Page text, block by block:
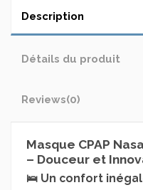
Description
Détails du produit
Reviews(0)
Masque CPAP
– Douceur et
🛌 Un confort